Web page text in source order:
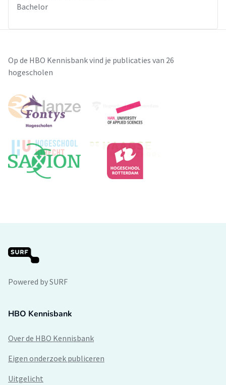
Bachelor
Op de HBO Kennisbank vind je publicaties van 26
hogescholen
Powered by SURF
HBO Kennisbank
Over de HBO Kennisbank
Eigen onderzoek publiceren
Uitgelicht